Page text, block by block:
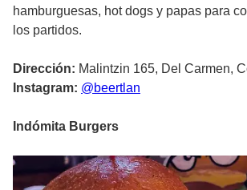
hamburguesas, hot dogs y papas para
los partidos.
Dirección: Malintzin 165, Del Carmen,
Instagram: @beertlan
Indómita Burgers